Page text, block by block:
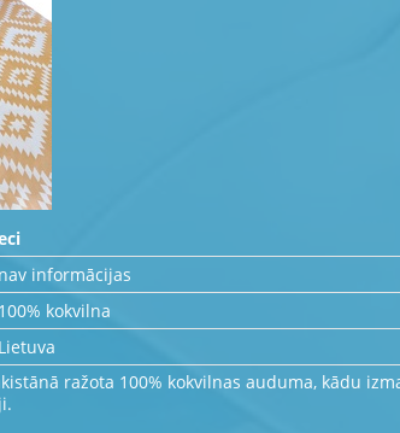
nav informācijas
100% kokvilna
Lietuva
ražota 100% kokvilnas auduma, kādu